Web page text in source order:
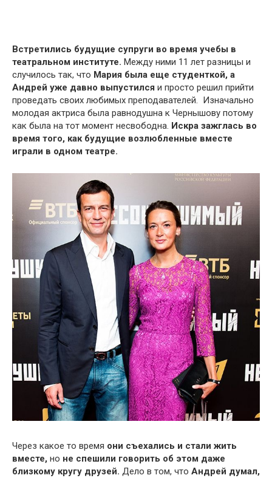
Встретились будущие супруги во время учебы в
театральном институте. Между ними 11 лет разницы и
случилось так, что Мария была еще студенткой, а
Андрей уже давно выпустился и просто решил прийти
проведать своих любимых преподавателей. Изначально
молодая актриса была равнодушна к Чернышову потому
как была на тот момент несвободна. Искра зажглась во
время того, как будущие возлюбленные вместе
играли в одном театре.
Через какое то время они съехались и стали жить
вместе, но не спешили говорить об этом даже
близкому кругу друзей. Дело в том, что Андрей думал,